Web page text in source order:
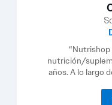
“Nutrishop
nutrición/
años. A lo largo